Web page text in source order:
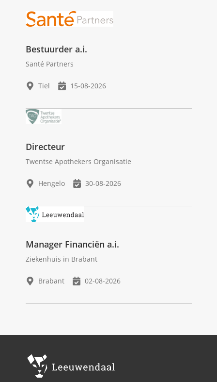
Bestuurder a.i.
Santé Partners
Tiel 15-08-2026
Directeur
Twentse Apothekers Organisatie
Hengelo 30-08-2026
Manager Financiën a.i.
Ziekenhuis in Brabant
Brabant 02-08-2026